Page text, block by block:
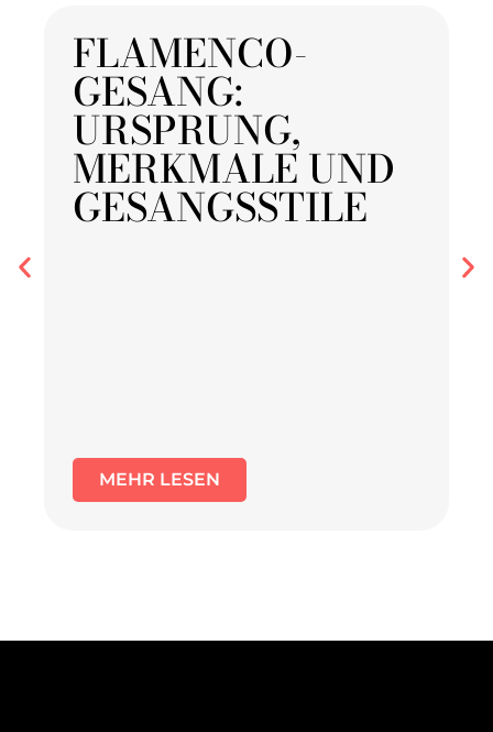
FLAMENCO-
GESANG:
URSPRUNG,
MERKMALE UND
GESANGSSTILE
MEHR LESEN